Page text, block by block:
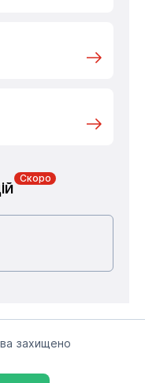
Скоро
захищено